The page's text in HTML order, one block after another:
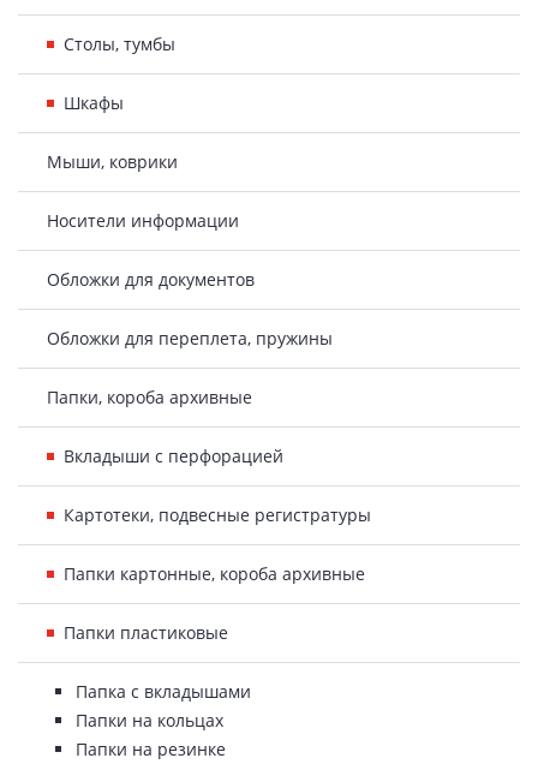
Столы, тумбы
Шкафы
Мыши, коврики
Носители информации
Обложки для документов
Обложки для переплета, пружины
Папки, короба архивные
Вкладыши с перфорацией
Картотеки, подвесные регистратуры
Папки картонные, короба архивные
Папки пластиковые
Папка с вкладышами
Папки на кольцах
Папки на резинке